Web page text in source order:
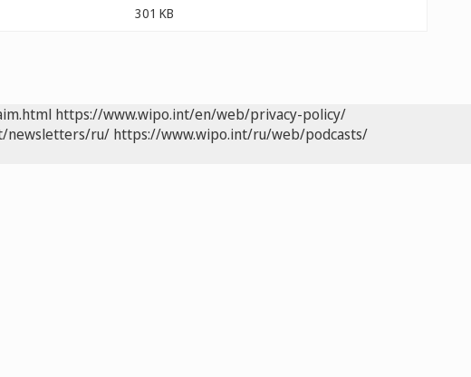
301 KB
https://www.wipo.int/en/web/privacy-policy/
newsletters/ru/ https://www.wipo.int/ru/web/podcasts/